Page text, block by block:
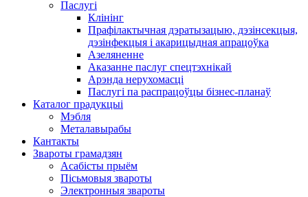
Паслугі
Клінінг
Прафілактычная дэратызацыю, дэзiнсекцыя,
дэзінфекцыя і акарицыдная апрацоўка
Азеляненне
Аказанне паслуг спецтэхнікай
Арэнда нерухомасці
Паслугі па распрацоўцы бізнес-планаў
Каталог прадукцыі
Мэбля
Металавырабы
Кантакты
Звароты грамадзян
Асабісты прыём
Пісьмовыя звароты
Электронныя звароты